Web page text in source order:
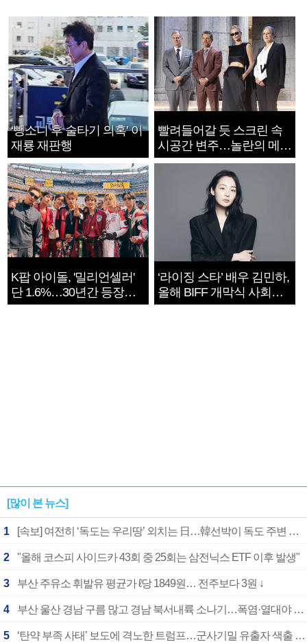
‘뺑소니 후 술타기 의혹’ 이
재룡 재판행
빨려들어갈 듯 스크린 속
시공간 변주…놀란의 메시
지는 ‘전쟁 속죄’
K팝 아이돌, '밀리언셀러'
단 1.6%…30년간 등장
1182개팀 전수조사
‘라이징 스타’ 배우 김민하,
올해 BIFF 개막식 사회자
확정
[많이 본 뉴스]
1 [속보] 여전히 ‘독도는 우리땅’ 외치는 日…韓선박이 독도 주변 해양조사 활동하자 반발
2 "올해 코스피 사이드카 43회 중 25회는 삼전닉스 ETF 이후 발생"
3 부산 주유소 휘발유 평균가 ℓ당 1849원… 전주보다 3원 ↓
4 부산 울산 경남 구름 많고 경남 북서내륙 소나기…폭염·열대야 계속
5 ‘탄약 부족 사태’ 보도에 격노한 트럼프…군사기밀 유출자 색출 지시